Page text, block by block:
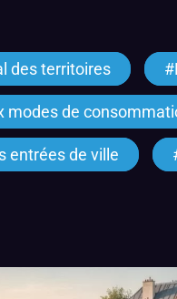
des territoires
modes de
entrées de ville